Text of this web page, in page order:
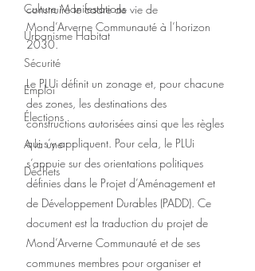
Culture Manifestations
Urbanisme Habitat
Sécurité
Emploi
Élections
A la une
Déchets
construire le cadre de vie de
Mond’Arverne Communauté à l’horizon
2030.
Le PLUi définit un zonage et, pour chacune
des zones, les destinations des
constructions autorisées ainsi que les règles
qui s’y appliquent. Pour cela, le PLUi
s’appuie sur des orientations politiques
définies dans le Projet d’Aménagement et
de Développement Durables (PADD). Ce
document est la traduction du projet de
Mond’Arverne Communauté et de ses
communes membres pour organiser et